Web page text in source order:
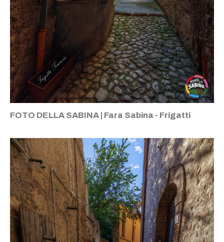
FOTO DELLA SABINA | Fara Sabina - Frigatti